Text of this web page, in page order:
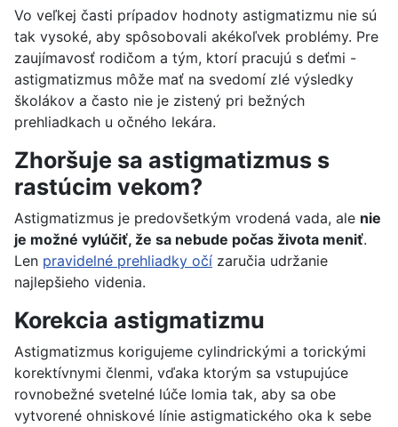
Vo veľkej časti prípadov hodnoty astigmatizmu nie sú
tak vysoké, aby spôsobovali akékoľvek problémy. Pre
zaujímavosť rodičom a tým, ktorí pracujú s deťmi -
astigmatizmus môže mať na svedomí zlé výsledky
školákov a často nie je zistený pri bežných
prehliadkach u očného lekára.
Zhoršuje sa astigmatizmus s
rastúcim vekom?
Astigmatizmus je predovšetkým vrodená vada, ale nie
je možné vylúčiť, že sa nebude počas života meniť.
Len pravidelné prehliadky očí zaručia udržanie
najlepšieho videnia.
Korekcia astigmatizmu
Astigmatizmus korigujeme cylindrickými a torickými
korektívnymi členmi, vďaka ktorým sa vstupujúce
rovnobežné svetelné lúče lomia tak, aby sa obe
vytvorené ohniskové línie astigmatického oka k sebe